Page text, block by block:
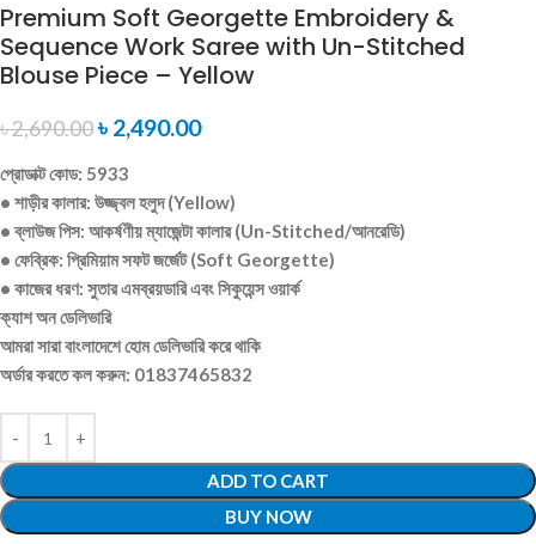
Premium Soft Georgette Embroidery &
Sequence Work Saree with Un-Stitched
Blouse Piece – Yellow
৳2,690.00৳ 2,490.00
প্রোডাক্ট কোড: 5933
• শাড়ীর কালার: উজ্জ্বল হলুদ (Yellow)
• ব্লাউজ পিস: আকর্ষণীয় ম্যাজেন্টা কালার (Un-Stitched/আনরেডি)
• ফেব্রিক: প্রিমিয়াম সফট জর্জেট (Soft Georgette)
• কাজের ধরণ: সুতার এমব্রয়ডারি এবং সিকুয়েন্স ওয়ার্ক
ক্যাশ অন ডেলিভারি
আমরা সারা বাংলাদেশে হোম ডেলিভারি করে থাকি
অর্ডার করতে কল করুন: 01837465832
ADD TO CART
BUY NOW